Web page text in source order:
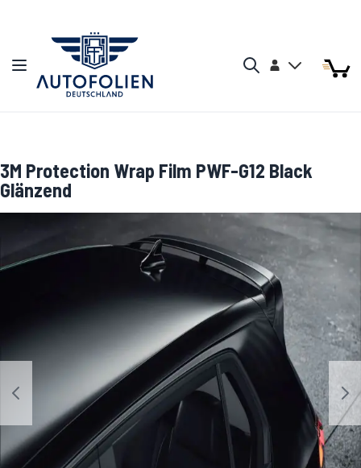
Navigation umschalten Konto Mein
3M Protection Wrap Film PWF-G12 Black
Glänzend